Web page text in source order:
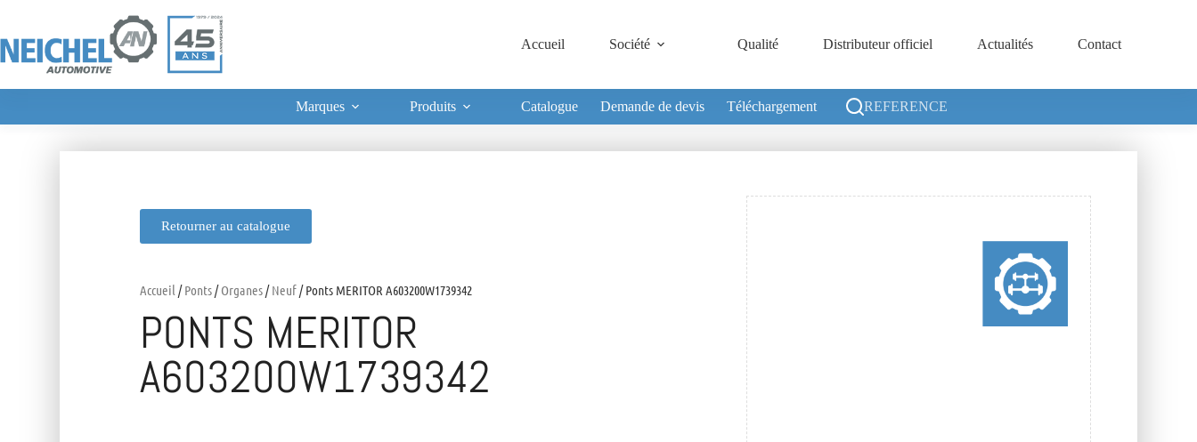
Accueil Société Qualité Distributeur officiel Actualités Contact
Marques Produits Catalogue Demande de devis Téléchargement REFERENCE
Retourner au catalogue
Accueil /Ponts/Organes/Neuf/ Ponts MERITOR A603200W1739342
PONTS MERITOR
A603200W1739342